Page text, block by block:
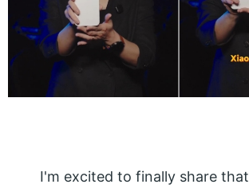
I'm excited to finally share that